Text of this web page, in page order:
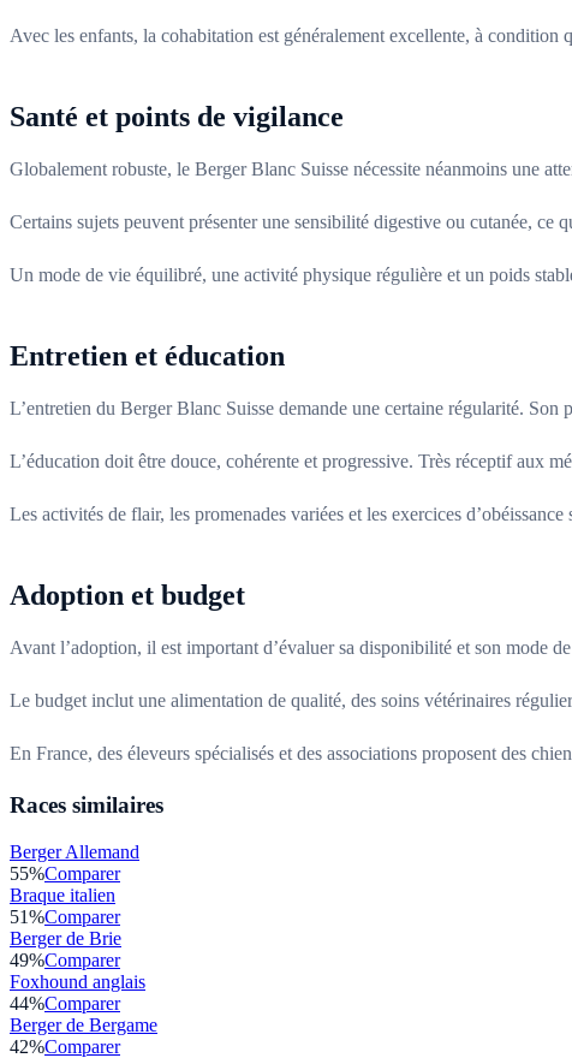
Avec les enfants, la cohabitation est généralement excellente, à
Santé et points de vigilance
Globalement robuste, le Berger Blanc Suisse nécessite néanmoins une
Certains sujets peuvent présenter une sensibilité digestive ou cutanée, ce
Un mode de vie équilibré, une activité physique régulière et un poids
Entretien et éducation
L’entretien du Berger Blanc Suisse demande une certaine régularité.
L’éducation doit être douce, cohérente et progressive. Très réceptif aux
Les activités de flair, les promenades variées et les exercices
Adoption et budget
Avant l’adoption, il est important d’évaluer sa disponibilité et son mode
Le budget inclut une alimentation de qualité, des soins vétérinaires
En France, des éleveurs spécialisés et des associations proposent des
Races similaires
Berger Allemand
55%Comparer
Braque italien
51%Comparer
Berger de Brie
49%Comparer
Foxhound anglais
44%Comparer
Berger de Bergame
42%Comparer